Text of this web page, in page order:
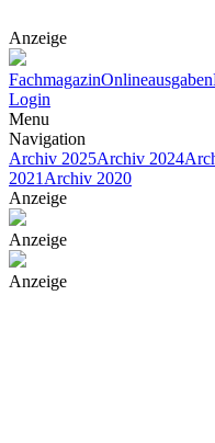
Anzeige
FachmagazinOnlineausgaben
Login
Menu
Navigation
Archiv 2025Archiv 2024
2021 Archiv 2020
Anzeige
Anzeige
Anzeige